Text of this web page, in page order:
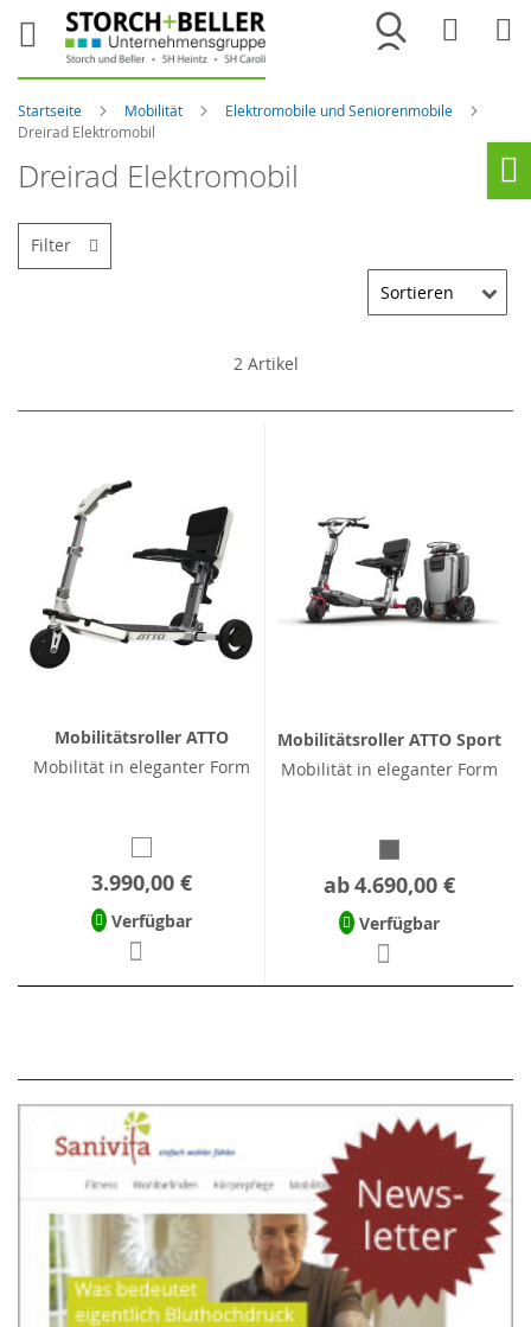
Merkliste
Startseite Mobilität
Elektromobile und Seniorenmobile
Dreirad Elektromobil
Dreirad Elektromobil
2Artikel
Mobilitätsroller ATTO
Mobilität in eleganter Form
3.990,00 €
Verfügbar
Mobilitätsroller ATTO Sport
Mobilität in eleganter Form
ab4.690,00 €
Verfügbar
Filter